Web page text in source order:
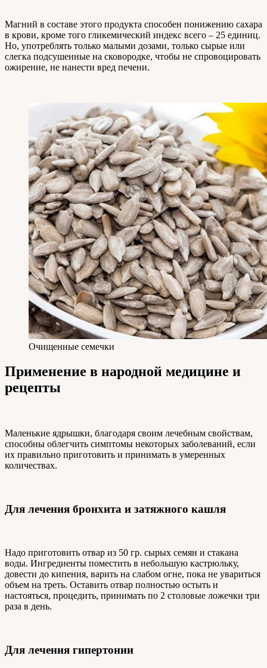
Магний в составе этого продукта способен понижению сахара
в крови, кроме того гликемический индекс всего – 25 единиц.
Но, употреблять только малыми дозами, только сырые или
слегка подсушенные на сковородке, чтобы не спровоцировать
ожирение, не нанести вред печени.
Очищенные семечки
Применение в народной медицине и
рецепты
Маленькие ядрышки, благодаря своим лечебным свойствам,
способны облегчить симптомы некоторых заболеваний, если
их правильно приготовить и принимать в умеренных
количествах.
Для лечения бронхита и затяжного кашля
Надо приготовить отвар из 50 гр. сырых семян и стакана
воды. Ингредиенты поместить в небольшую кастрюльку,
довести до кипения, варить на слабом огне, пока не увариться
объем на треть. Оставить отвар полностью остыть и
настояться, процедить, принимать по 2 столовые ложечки три
раза в день.
Для лечения гипертонии